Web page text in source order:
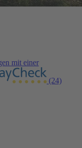
mit einer
(24)